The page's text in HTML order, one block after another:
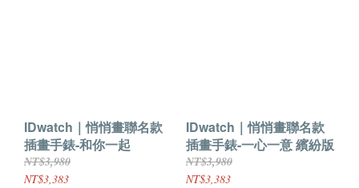
IDwatch｜悄悄畫聯名款
插畫手錶-和你一起
NT$3,980
NT$3,383
IDwatch｜悄悄畫聯名款
插畫手錶-一心一意 繽紛版
NT$3,980
NT$3,383